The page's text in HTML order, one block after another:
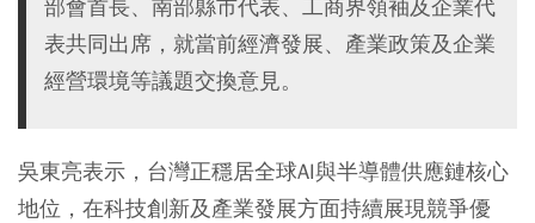
部會首長、南部縣市代表、工商界領袖及企業代
表共同出席，就當前經濟發展、產業政策及企業
經營環境等議題交換意見。
吳東亮表示，台灣正穩居全球AI與半導體供應鏈核心
地位，在科技創新及產業發展方面持續展現競爭優